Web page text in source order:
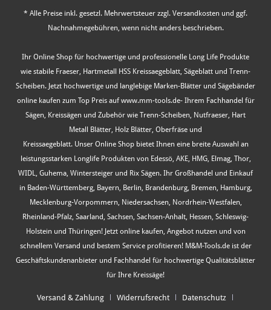
* Alle Preise inkl. gesetzl. Mehrwertsteuer zzgl. Versandkosten und ggf.
Nachnahmegebühren, wenn nicht anders beschrieben.
Ihr Online Shop für hochwertige und professionelle Long Life Produkte
wie stabile Fraeser, Hartmetall HSS Kreissaegeblatt, Sägeblatt und Trenn-
Scheiben. Jetzt hochwertige und langlebige Marken-Blätter und Sägebänder
online kaufen zum Top Preis auf www.mm-tools.de- Ihrem Fachhandel für
Sägen, Kreissägen und Zubehör wie Trenn-Scheiben, Nutfraeser, Hart
Metall Blätter, Holz Blätter, Oberfräse und
Kreissaegeblatt. Unser Online Shop bietet Ihnen eine breite Auswahl an
leistungsstarken Longlife Produkten von Edessö, AKE, HMG, Elmag, Thor,
WIDL, Guhema, Wintersteiger und Rix Sägen. Ihr Großhandel und Einkauf
in Baden-Württemberg, Bayern, Berlin, Brandenburg, Bremen, Hamburg,
Mecklenburg-Vorpommern, Niedersachsen, Nordrhein-Westfalen,
Rheinland-Pfalz, Saarland, Sachsen, Sachsen-Anhalt, Hessen, Schleswig-
Holstein und Thüringen! Jetzt online kaufen, Angebot nutzen und von
schnellem Versand und bestem Service profitieren! M&M-Tools.de ist der
Geschäftskundenanbieter und Fachhandel für hochwertige Qualitätsblätter
für Ihre Kreissäge!
Versand & Zahlung Widerrufsrecht Datenschutz